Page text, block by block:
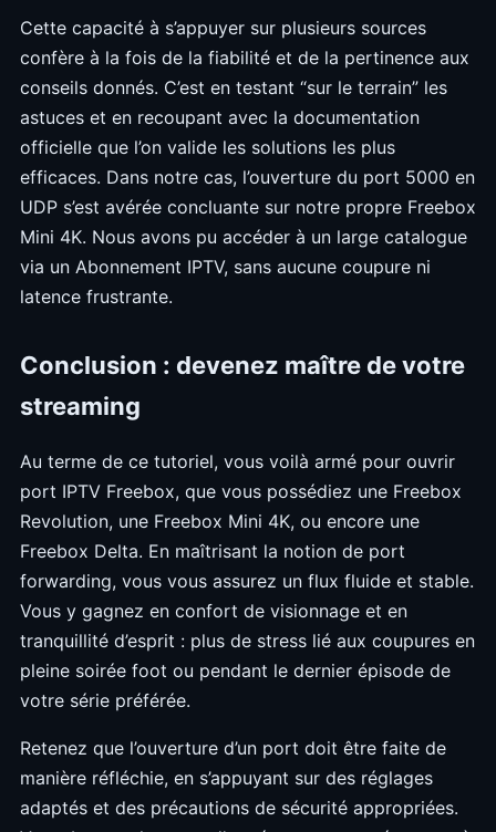
Cette capacité à s’appuyer sur plusieurs sources
confère à la fois de la fiabilité et de la pertinence aux
conseils donnés. C’est en testant “sur le terrain” les
astuces et en recoupant avec la documentation
officielle que l’on valide les solutions les plus
efficaces. Dans notre cas, l’ouverture du port 5000 en
UDP s’est avérée concluante sur notre propre Freebox
Mini 4K. Nous avons pu accéder à un large catalogue
via un Abonnement IPTV, sans aucune coupure ni
latence frustrante.
Conclusion : devenez maître de votre
streaming
Au terme de ce tutoriel, vous voilà armé pour ouvrir
port IPTV Freebox, que vous possédiez une Freebox
Revolution, une Freebox Mini 4K, ou encore une
Freebox Delta. En maîtrisant la notion de port
forwarding, vous vous assurez un flux fluide et stable.
Vous y gagnez en confort de visionnage et en
tranquillité d’esprit : plus de stress lié aux coupures en
pleine soirée foot ou pendant le dernier épisode de
votre série préférée.
Retenez que l’ouverture d’un port doit être faite de
manière réfléchie, en s’appuyant sur des réglages
adaptés et des précautions de sécurité appropriées.